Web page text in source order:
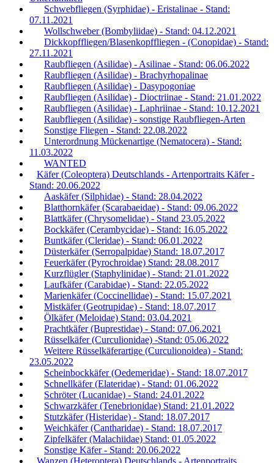
Schwebfliegen (Syrphidae) - Eristalinae - Stand:
07.11.2021
Wollschweber (Bombyliidae) - Stand: 04.12.2021
Dickkopffliegen/Blasenkopffliegen - (Conopidae) - Stand:
27.11.2021
Raubfliegen (Asilidae) - Asilinae - Stand: 06.06.2022
Raubfliegen (Asilidae) - Brachyrhopalinae
Raubfliegen (Asilidae) - Dasypogoniae
Raubfliegen (Asilidae) - Dioctriinae - Stand: 21.01.2022
Raubfliegen (Asilidae) - Laphriinae - Stand: 10.12.2021
Raubfliegen (Asilidae) - sonstige Raubfliegen-Arten
Sonstige Fliegen - Stand: 22.08.2022
Unterordnung Mückenartige (Nematocera) - Stand:
11.03.2022
WANTED
Käfer (Coleoptera) Deutschlands - Artenportraits Käfer -
Stand: 20.06.2022
Aaskäfer (Silphidae) - Stand: 28.04.2022
Blatthornkäfer (Scarabaeidae) - Stand: 09.06.2022
Blattkäfer (Chrysomelidae) - Stand 23.05.2022
Bockkäfer (Cerambycidae) - Stand: 16.05.2022
Buntkäfer (Cleridae) - Stand: 06.01.2022
Düsterkäfer (Serropalpidae) Stand: 18.07.2017
Feuerkäfer (Pyrochroidae) Stand: 28.08.2017
Kurzflügler (Staphylinidae) - Stand: 21.01.2022
Laufkäfer (Carabidae) - Stand: 22.05.2022
Marienkäfer (Coccinellidae) - Stand: 15.07.2021
Mistkäfer (Geotrupidae) - Stand: 18.07.2017
Ölkäfer (Meloidae) Stand: 03.04.2021
Prachtkäfer (Buprestidae) - Stand: 07.06.2021
Rüsselkäfer (Curculionidae) -Stand: 05.06.2022
Weitere Rüsselkäferartige (Curculionoidea) - Stand:
23.05.2022
Scheinbockkäfer (Oedemeridae) - Stand: 18.07.2017
Schnellkäfer (Elateridae) - Stand: 01.06.2022
Schröter (Lucanidae) - Stand: 24.01.2022
Schwarzkäfer (Tenebrionidae) Stand: 21.01.2022
Stutzkäfer (Histeridae) - Stand: 18.07.2017
Weichkäfer (Cantharidae) - Stand: 18.07.2017
Zipfelkäfer (Malachiidae) Stand: 01.05.2022
Sonstige Käfer - Stand: 20.06.2022